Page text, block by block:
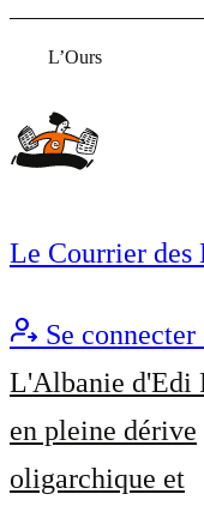
L’Ours
Le Courrier des
Se connecter
L'Albanie d'Edi
en pleine dérive
oligarchique et